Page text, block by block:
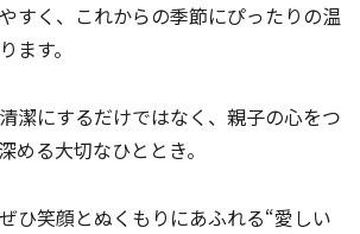
すく、これからの季節にぴったりの温
ます。
潔にするだけではなく、親子の心をつ
める大切なひととき。
ひ笑顔とぬくもりにあふれる“愛しい